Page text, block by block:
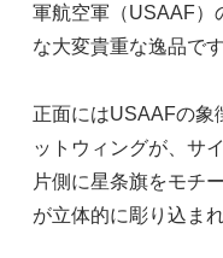
軍航空軍（USAAF）
な大変貴重な逸品です
正面にはUSAAFの象
ットウィングが、サ
片側に星条旗をモチ
が立体的に彫り込ま